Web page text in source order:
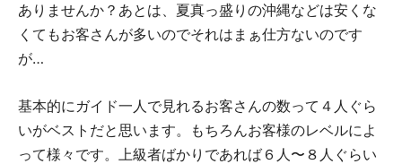
ありませんか？あとは、夏真っ盛りの沖縄などは安くな
くてもお客さんが多いのでそれはまぁ仕方ないのです
が…
基本的にガイド一人で見れるお客さんの数って４人ぐら
いがベストだと思います。もちろんお客様のレベルによ
って様々です。上級者ばかりであれば６人〜８人ぐらい